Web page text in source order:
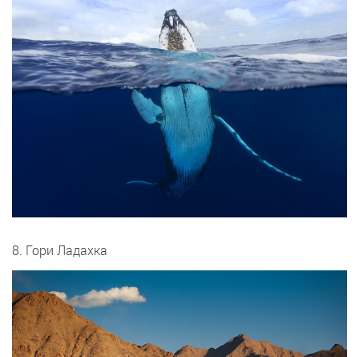
8. Гори Ладахка